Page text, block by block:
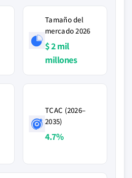
Tamaño del
mercado 2026
$ 2 mil
millones
TCAC (2026–
2035)
4.7%